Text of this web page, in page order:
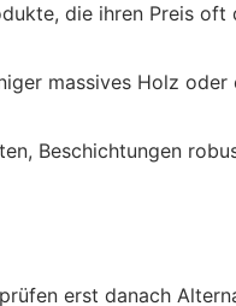
die ihren Preis
massives Holz
Beschichtungen
erst danach